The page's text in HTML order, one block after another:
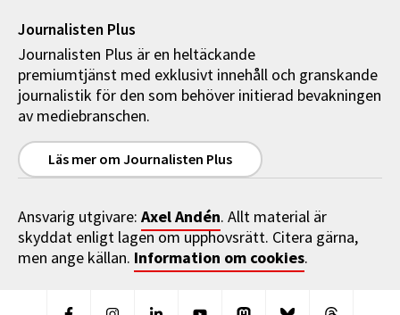
Journalisten Plus
Journalisten Plus är en heltäckande
premiumtjänst med exklusivt innehåll och granskande
journalistik för den som behöver initierad bevakningen
av mediebranschen.
Läs mer om Journalisten Plus
Ansvarig utgivare: Axel Andén. Allt material är
skyddat enligt lagen om upphovsrätt. Citera gärna,
men ange källan. Information om cookies.